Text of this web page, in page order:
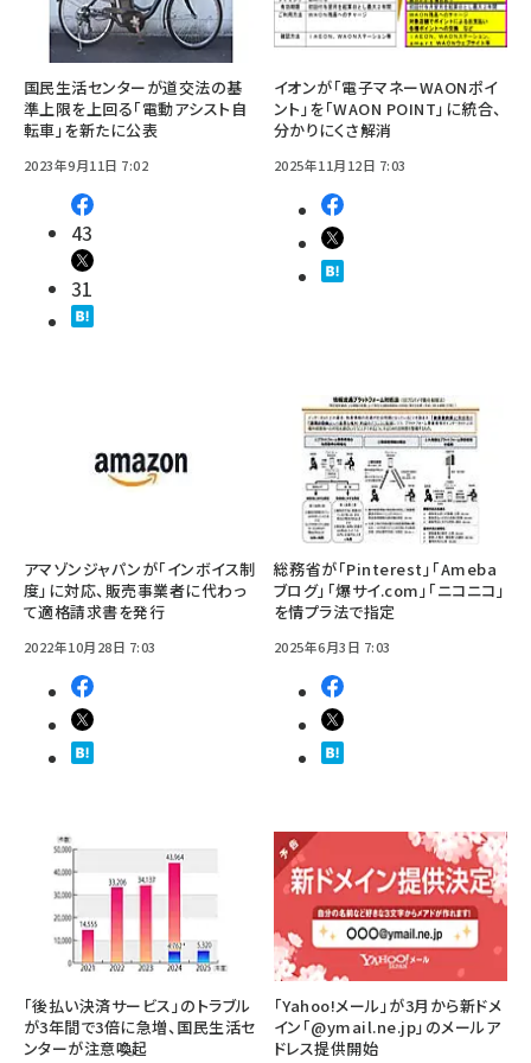
国民生活センターが道交法の基
準上限を上回る「電動アシスト自
転車」を新たに公表
2023年9月11日 7:02
43
31
イオンが「電子マネーWAONポイ
ント」を「WAON POINT」に統合、
分かりにくさ解消
2025年11月12日 7:03
アマゾンジャパンが「インボイス制
度」に対応、販売事業者に代わっ
て適格請求書を発行
2022年10月28日 7:03
総務省が「Pinterest」「Ameba
ブログ」「爆サイ.com」「ニコニコ」
を情プラ法で指定
2025年6月3日 7:03
「後払い決済サービス」のトラブル
が3年間で3倍に急増、国民生活セ
ンターが注意喚起
「Yahoo!メール」が3月から新ドメ
イン「@ymail.ne.jp」のメールア
ドレス提供開始